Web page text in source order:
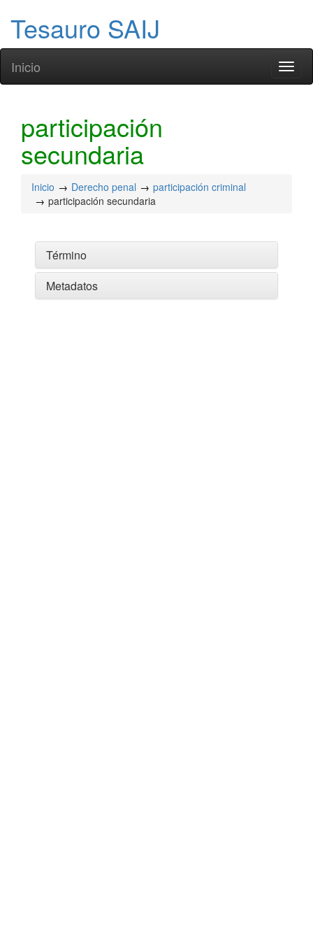
Tesauro SAIJ
Inicio
participación
secundaria
Inicio Derecho penal
participación criminal
participación secundaria
Término
Metadatos